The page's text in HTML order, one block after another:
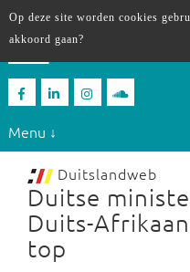
Menu ↓
Duitslandweb
Duitse
Duits-
top
Op deze site worden cookies
akkoord gaan?